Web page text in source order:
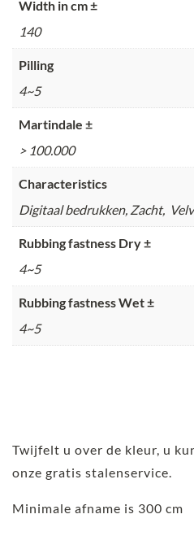
Width in cm ±
140
Pilling
4~5
Martindale ±
> 100.000
Characteristics
Digitaal bedrukken, Zacht,
Rubbing fastness Dry ±
4~5
Rubbing fastness Wet ±
4~5
Twijfelt u over de kleur, u
onze gratis stalenservice.
Minimale afname is 300 cm